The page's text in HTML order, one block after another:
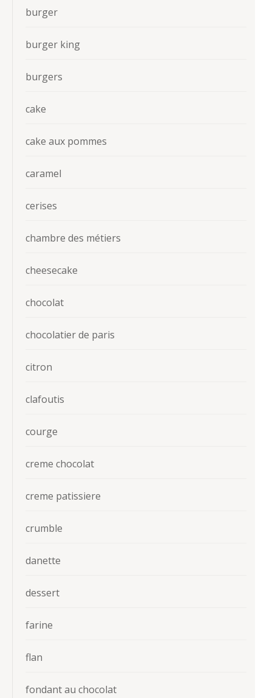
burger
burger king
burgers
cake
cake aux pommes
caramel
cerises
chambre des métiers
cheesecake
chocolat
chocolatier de paris
citron
clafoutis
courge
creme chocolat
creme patissiere
crumble
danette
dessert
farine
flan
fondant au chocolat